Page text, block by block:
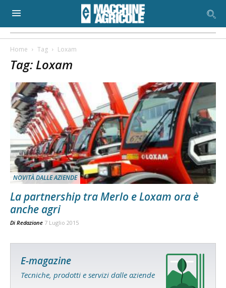
Home Tag Loxam
Tag: Loxam
NOVITÀ DALLE AZIENDE
La partnership tra Merlo e Loxam ora è
anche agri
Di Redazione 7 Luglio 2015
E-magazine
Tecniche, prodotti e servizi dalle aziende